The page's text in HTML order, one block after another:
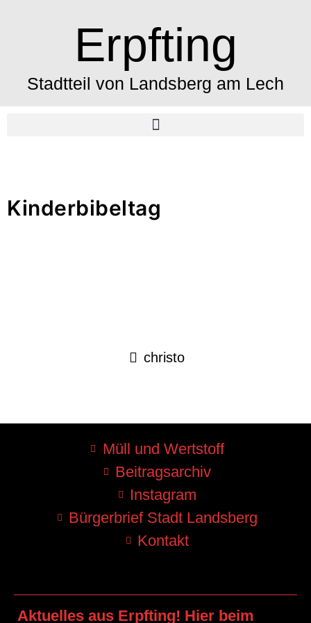
Erpfting
Stadtteil von Landsberg am Lech
Kinderbibeltag
christo
Müll und Wertstoff
Beitragsarchiv
Instagram
Bürgerbrief Stadt Landsberg
Kontakt
Aktuelles aus Erpfting! Hier beim